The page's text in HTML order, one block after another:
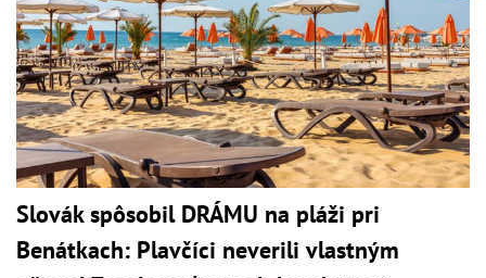
Slovák spôsobil DRÁMU na pláži pri
Benátkach: Plavčíci neverili vlastným